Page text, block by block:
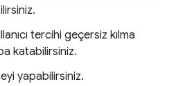
tercihi geçersiz kılma
katabilirsiniz.
yapabilirsiniz.